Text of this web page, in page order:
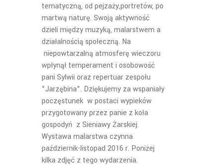
tematyczną, od pejzaży,portretów, po
martwą naturę. Swoją aktywność
dzieli między muzyką, malarstwem a
działalnością społeczną. Na
niepowtarzalną atmosferę wieczoru
wpłynął temperament i osobowość
pani Sylwii oraz repertuar zespołu
"Jarzębina". Dziękujemy za wspaniały
poczęstunek w postaci wypieków
przygotowany przez panie z koła
gospodyń z Sieniawy Żarskiej.
Wystawa malarstwa czynna
październik-listopad 2016 r. Poniżej
kilka zdjęć z tego wydarzenia.